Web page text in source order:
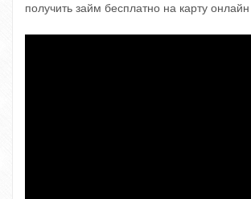
получить займ бесплатно на карту онлайн